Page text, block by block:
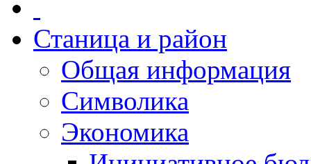
Станица и район
Общая информация
Символика
Экономика